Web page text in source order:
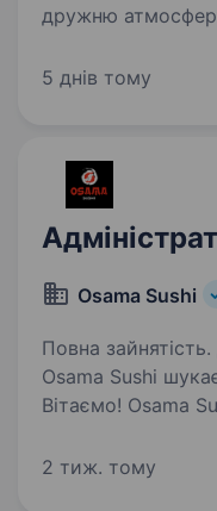
дружню
контролювати
5 днів тому
Osama Sushi
Повна
Osama Sushi
Вітаємо! Osama
незабутній
2 тиж. тому